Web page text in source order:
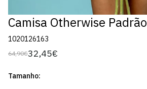
Camisa Otherwise Padrão
1020126163
Preço
64,90€
Preço
venda
32,45€
Tamanho: